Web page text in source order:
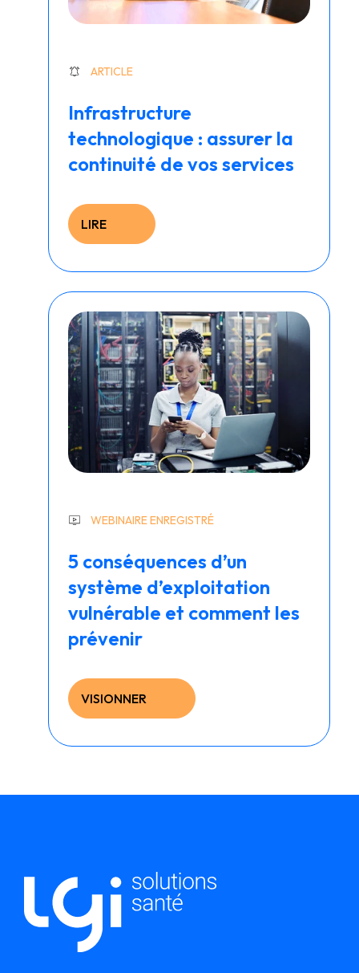
ARTICLE
Infrastructure
technologique : assurer la
continuité de vos services
LIRE
WEBINAIRE ENREGISTRÉ
5 conséquences d’un
système d’exploitation
vulnérable et comment les
prévenir
VISIONNER